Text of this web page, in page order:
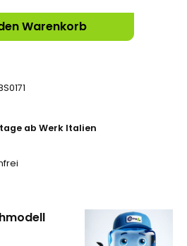
Warenkorb
ab Werk Italien